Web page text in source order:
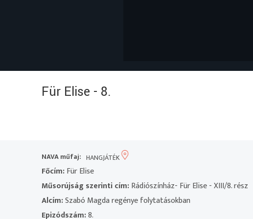
Für Elise - 8.
NAVA műfaj: HANGJÁTÉK
Főcím:Für Elise
Műsorújság szerinti cím:Rádiószínház- Für Elise - XIII/8. rész
Alcím:Szabó Magda regénye folytatásokban
Epizódszám:8.